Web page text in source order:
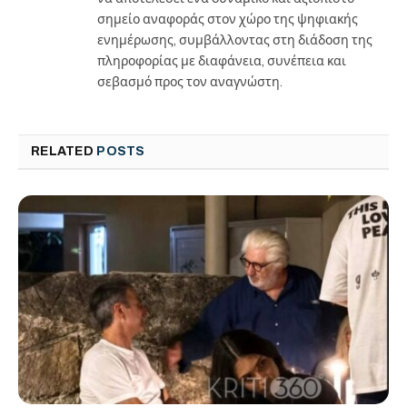
σημείο αναφοράς στον χώρο της ψηφιακής
ενημέρωσης, συμβάλλοντας στη διάδοση της
πληροφορίας με διαφάνεια, συνέπεια και
σεβασμό προς τον αναγνώστη.
RELATED POSTS